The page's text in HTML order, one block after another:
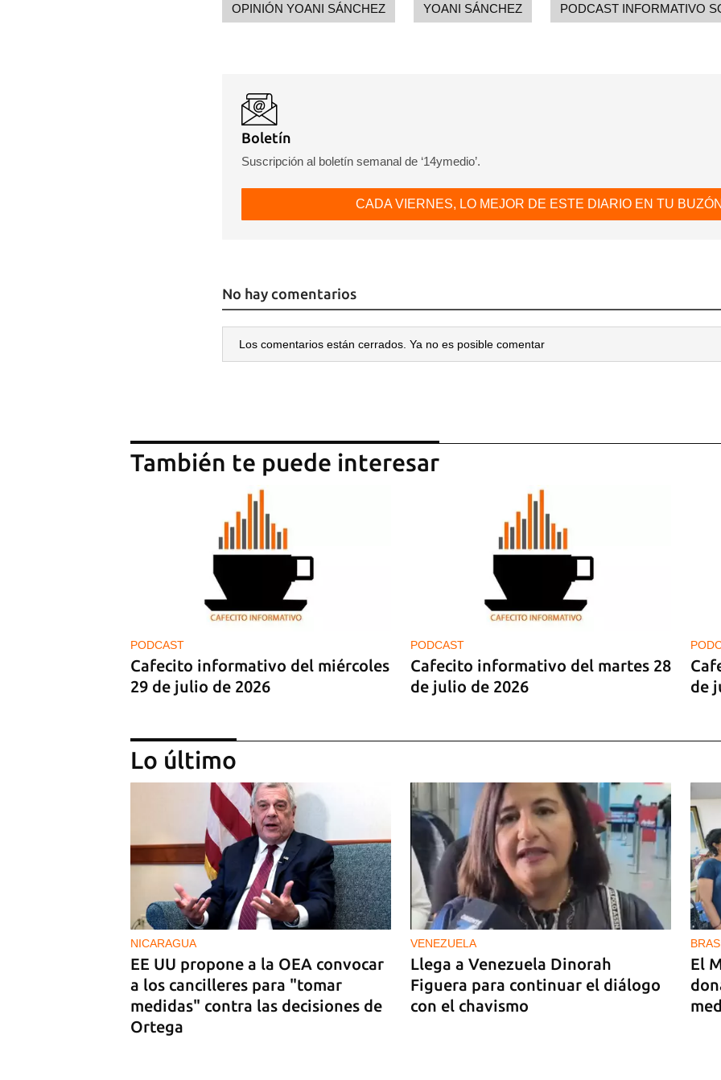
OPINIÓN YOANI SÁNCHEZ YOANI SÁNCHEZ PODCAST INFORMATIVO
Boletín
Suscripción al boletín semanal de ‘14ymedio’.
CADA VIERNES, LO MEJOR DE ESTE DIARIO EN TU
No hay comentarios
Los comentarios están cerrados. Ya no es posible comentar
También te puede interesar
PODCAST
Cafecito informativo del miércoles
29 de julio de 2026
PODCAST
Cafecito informativo del martes 28
de julio de 2026
de
Cafecito informativo del viernes
24 de julio de 2026
Lo último
NICARAGUA
EE UU propone a la OEA convocar
a los cancilleres para "tomar
medidas" contra las decisiones de
Ortega
VENEZUELA
Llega a Venezuela Dinorah
Figuera para continuar el diálogo
con el chavismo
El